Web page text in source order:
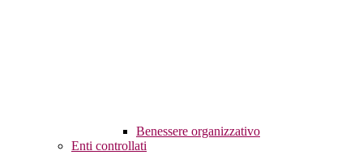
Benessere organizzativo
Enti controllati